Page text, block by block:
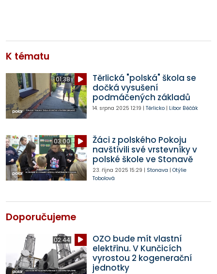
K tématu
01:38
Těrlická "polská" škola se
dočká vysušení
podmáčených základů
14. srpna 2025 12:19 | Těrlicko| Libor Běčák
03:00
Žáci z polského Pokoju
navštívili své vrstevníky v
polské škole ve Stonavě
23. října 2025 15:29 | Stonava | Otýlie
Tobolová
Doporučujeme
02:44
OZO bude mít vlastní
elektřinu. V Kunčicích
vyrostou 2 kogenerační
jednotky